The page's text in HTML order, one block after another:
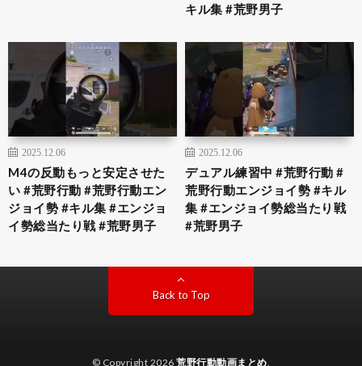
キル集 #荒野男子
2025.12.06
M4の反動もっと安定させた
い #荒野行動 #荒野行動エン
ジョイ勢 #キル集 #エンジョ
イ勢総当たり戦 #荒野男子
2025.12.06
デュアル練習中 #荒野行動 #
荒野行動エンジョイ勢 #キル
集 #エンジョイ勢総当たり戦
#荒野男子
Back to Top
© Copyright 2026荒野行動動画まとめ.